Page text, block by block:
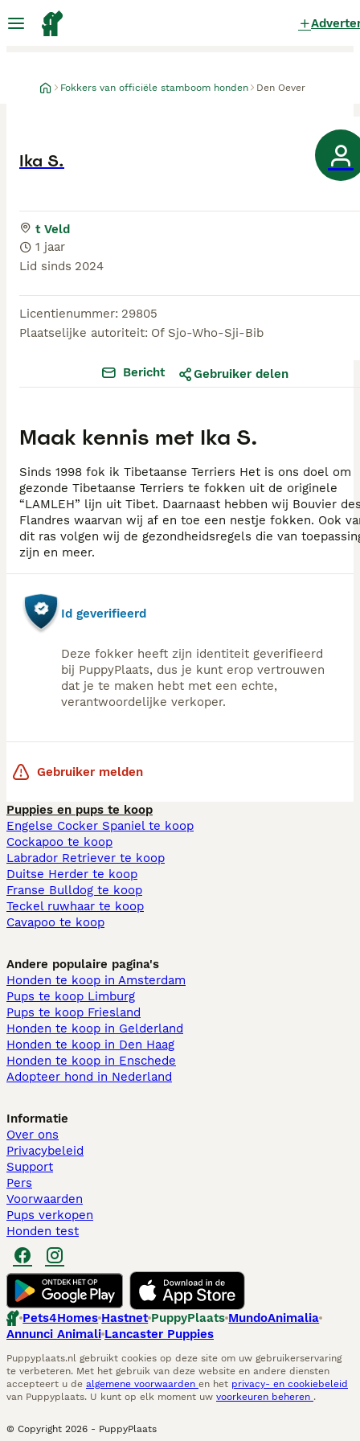
Fokkers van officiële stamboom honden Den Oever
Ika S.
t Veld
1 jaar
Lid sinds 2024
Licentienummer: 29805
Plaatselijke autoriteit: Of Sjo-Who-Sji-Bib
Maak kennis met Ika S.
Bericht Gebruiker delen
Sinds 1998 fok ik Tibetaanse Terriers Het is ons doel om
gezonde Tibetaanse Terriers te fokken uit de originele
“LAMLEH” lijn uit Tibet. Daarnaast hebben wij Bouvier
Flandres waarvan wij af en toe een nestje fokken. Ook
dit ras volgen wij de gezondheidsregels die van
Id geverifieerd
Deze fokker heeft zijn identiteit geverifieerd
bij PuppyPlaats, dus je kunt erop vertrouwen
dat je te maken hebt met een echte,
verantwoordelijke verkoper.
Gebruiker melden
Puppies en pups te koop
Engelse Cocker Spaniel te koop
Cockapoo te koop
Labrador Retriever te koop
Duitse Herder te koop
Franse Bulldog te koop
Teckel ruwhaar te koop
Cavapoo te koop
Andere populaire pagina's
Honden te koop in Amsterdam
Pups te koop Limburg​
Pups te koop Friesland​
Honden te koop in Gelderland
Honden te koop in Den Haag
Honden te koop in Enschede
Adopteer hond in Nederland
Informatie
Over ons
Privacybeleid
Support
Pers
Voorwaarden
Pups verkopen
Honden test
Pets4Homes Hastnet PuppyPlaats MundoAnimalia
Annunci Animali Lancaster Puppies
Puppyplaats.nl gebruikt cookies op deze site om uw gebruikerservaring
te verbeteren. Met het gebruik van deze website en andere diensten
accepteert u de algemene voorwaarden en het privacy- en cookiebeleid
van Puppyplaats. U kunt op elk moment uw voorkeuren beheren .
© Copyright 2026 - PuppyPlaats